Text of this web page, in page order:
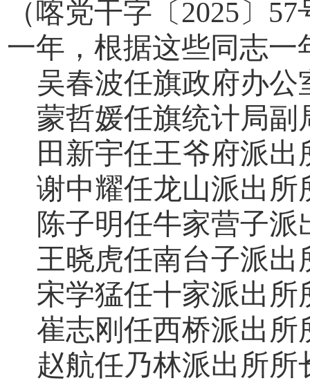
（喀党干字〔2025〕 57
一年，根据这些同志一
吴春波任旗政府办公
蒙哲媛任旗统计局副
田新宇任王爷府派出
谢中耀任龙山派出所
陈子明任牛家营子派
王晓虎任南台子派出
宋学猛任十家派出所
崔志刚任西桥派出所
赵航任乃林派出所所